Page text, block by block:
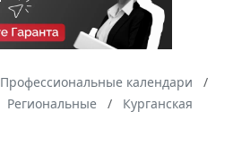
Профессиональные календари
Региональные
Курганская